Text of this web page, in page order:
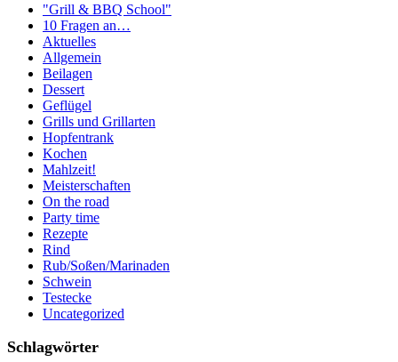
"Grill & BBQ School"
10 Fragen an…
Aktuelles
Allgemein
Beilagen
Dessert
Geflügel
Grills und Grillarten
Hopfentrank
Kochen
Mahlzeit!
Meisterschaften
On the road
Party time
Rezepte
Rind
Rub/Soßen/Marinaden
Schwein
Testecke
Uncategorized
Schlagwörter